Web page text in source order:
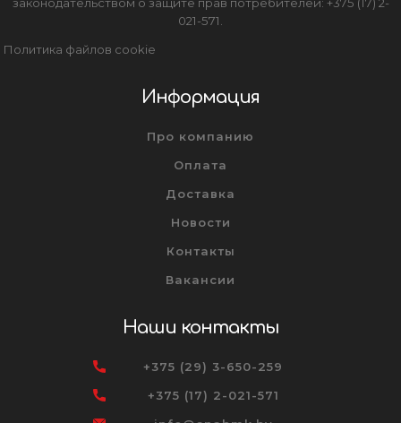
законодательством о защите прав потребителей: +375 (17) 2-
021-571.
Политика файлов cookie
Информация
Про компанию
Оплата
Доставка
Новости
Контакты
Вакансии
Наши контакты
+375 (29) 3-650-259
+375 (17) 2-021-571